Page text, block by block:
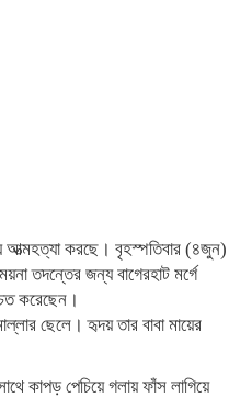
আত্মহত্যা করছে। বৃহস্পতিবার (৪জুন)
তদন্তের জন্য বাগেরহাট মর্গে
করেছেন।
ছেলে। হৃদয় তার বাবা মায়ের
কাপড় পেচিয়ে গলায় ফাঁস লাগিয়ে